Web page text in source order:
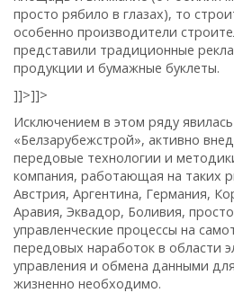
просто рябило в глазах), то
особенно производители
представили традиционные
продукции и бумажные буклеты.
]]>]]>
Исключением в этом ряду
«Белзарубежстрой», активно
передовые технологии и
компания, работающая на таких
Австрия, Аргентина, Германия,
Аравия, Эквадор, Боливия,
управленческие процессы на
передовых наработок в области
управления и обмена данными
жизненно необходимо.